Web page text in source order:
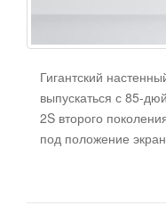
Гигантский
выпускаться с 85-
2S второго
под положение